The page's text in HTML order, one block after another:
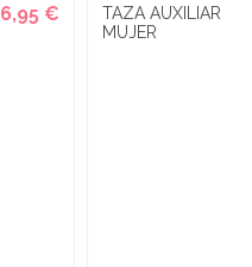
6,95 €
TAZA AUXILIAR
MUJER